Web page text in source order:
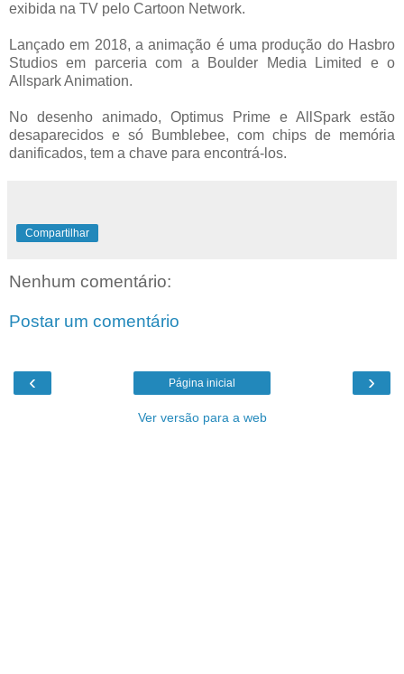
exibida na TV pelo Cartoon Network.
Lançado em 2018, a animação é uma produção do Hasbro
Studios em parceria com a Boulder Media Limited e o
Allspark Animation.
No desenho animado, Optimus Prime e AllSpark estão
desaparecidos e só Bumblebee, com chips de memória
danificados, tem a chave para encontrá-los.
Compartilhar
Nenhum comentário:
Postar um comentário
‹ ›
Página inicial
Ver versão para a web